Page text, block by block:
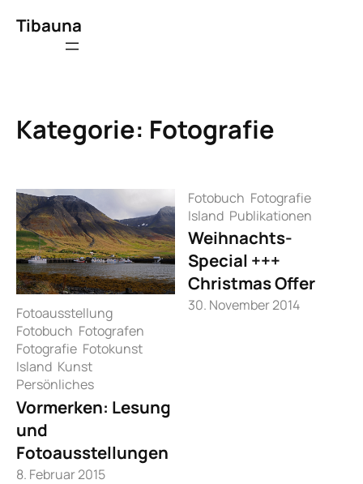
Inhalt
Tibauna
Kategorie: Fotografie
Fotoausstellung
Fotobuch Fotografen
Fotografie Fotokunst
Island Kunst
Persönliches
Vormerken: Lesung
und
Fotoausstellungen
8. Februar 2015
Fotobuch Fotografie
Island Publikationen
Weihnachts-
Special +++
Christmas Offer
30. November 2014